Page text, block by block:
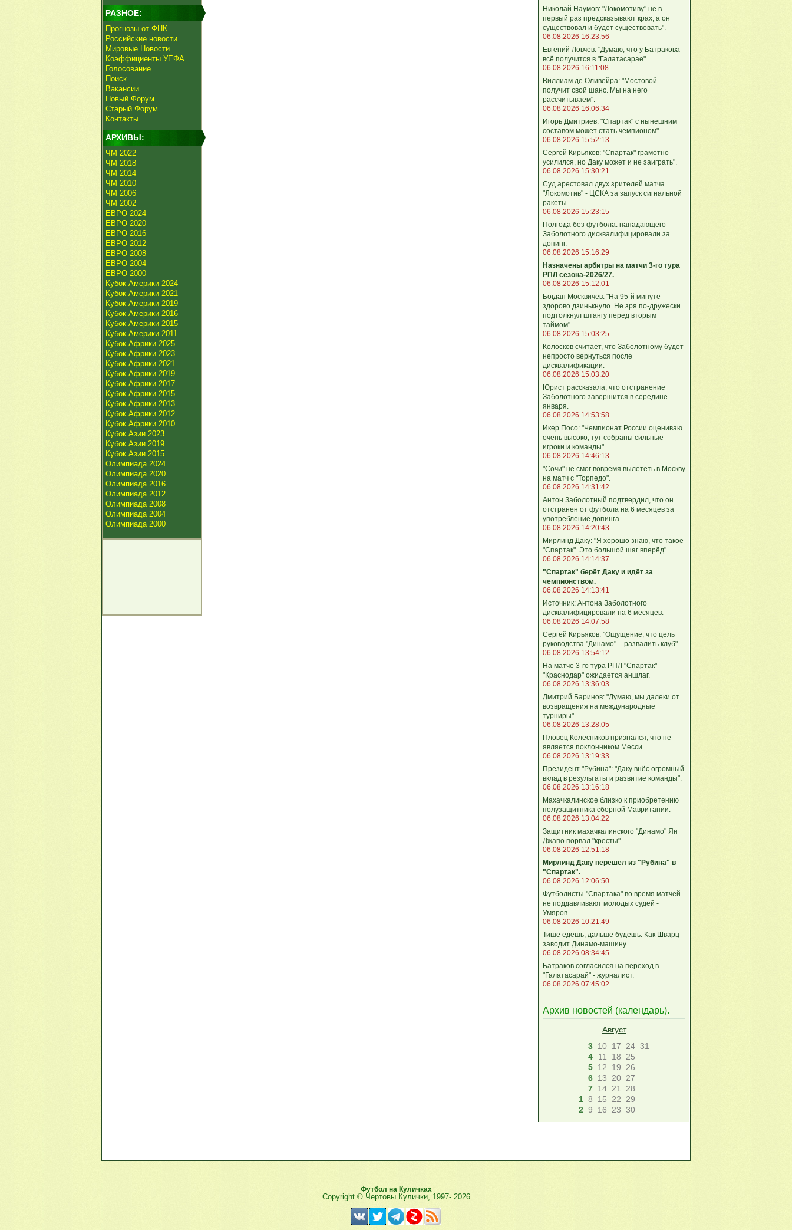
РАЗНОЕ:
Прогнозы от ФНК
Российские новости
Мировые Новости
Коэффициенты УЕФА
Голосование
Поиск
Вакансии
Новый Форум
Старый Форум
Контакты
АРХИВЫ:
ЧМ 2022
ЧМ 2018
ЧМ 2014
ЧМ 2010
ЧМ 2006
ЧМ 2002
ЕВРО 2024
ЕВРО 2020
ЕВРО 2016
ЕВРО 2012
ЕВРО 2008
ЕВРО 2004
ЕВРО 2000
Кубок Америки 2024
Кубок Америки 2021
Кубок Америки 2019
Кубок Америки 2016
Кубок Америки 2015
Кубок Америки 2011
Кубок Африки 2025
Кубок Африки 2023
Кубок Африки 2021
Кубок Африки 2019
Кубок Африки 2017
Кубок Африки 2015
Кубок Африки 2013
Кубок Африки 2012
Кубок Африки 2010
Кубок Азии 2023
Кубок Азии 2019
Кубок Азии 2015
Олимпиада 2024
Олимпиада 2020
Олимпиада 2016
Олимпиада 2012
Олимпиада 2008
Олимпиада 2004
Олимпиада 2000
Николай Наумов: "Локомотиву" не в
первый раз предсказывают крах, а он
существовал и будет существовать".
06.08.2026 16:23:56
Евгений Ловчев: "Думаю, что у Батракова
всё получится в "Галатасарае".
06.08.2026 16:11:08
Виллиам де Оливейра: "Мостовой
получит свой шанс. Мы на него
рассчитываем".
06.08.2026 16:06:34
Игорь Дмитриев: "Спартак" с нынешним
составом может стать чемпионом".
06.08.2026 15:52:13
Сергей Кирьяков: "Спартак" грамотно
усилился, но Даку может и не заиграть".
06.08.2026 15:30:21
Суд арестовал двух зрителей матча
"Локомотив" - ЦСКА за запуск сигнальной
ракеты.
06.08.2026 15:23:15
Полгода без футбола: нападающего
Заболотного дисквалифицировали за
допинг.
06.08.2026 15:16:29
Назначены арбитры на матчи 3-го тура
РПЛ сезона-2026/27.
06.08.2026 15:12:01
Богдан Москвичев: "На 95‑й минуте
здорово дзинькнуло. Не зря по‑дружески
подтолкнул штангу перед вторым
таймом".
06.08.2026 15:03:25
Колосков считает, что Заболотному будет
непросто вернуться после
дисквалификации.
06.08.2026 15:03:20
Юрист рассказала, что отстранение
Заболотного завершится в середине
января.
06.08.2026 14:53:58
Икер Посо: "Чемпионат России оцениваю
очень высоко, тут собраны сильные
игроки и команды".
06.08.2026 14:46:13
"Сочи" не смог вовремя вылететь в Москву
на матч с "Торпедо".
06.08.2026 14:31:42
Антон Заболотный подтвердил, что он
отстранен от футбола на 6 месяцев за
употребление допинга.
06.08.2026 14:20:43
Мирлинд Даку: "Я хорошо знаю, что такое
"Спартак". Это большой шаг вперёд".
06.08.2026 14:14:37
"Спартак" берёт Даку и идёт за
чемпионством.
06.08.2026 14:13:41
Источник: Антона Заболотного
дисквалифицировали на 6 месяцев.
06.08.2026 14:07:58
Сергей Кирьяков: "Ощущение, что цель
руководства "Динамо" – развалить клуб".
06.08.2026 13:54:12
На матче 3-го тура РПЛ "Спартак" –
"Краснодар" ожидается аншлаг.
06.08.2026 13:36:03
Дмитрий Баринов: "Думаю, мы далеки от
возвращения на международные
турниры".
06.08.2026 13:28:05
Пловец Колесников признался, что не
является поклонником Месси.
06.08.2026 13:19:33
Президент "Рубина": "Даку внёс огромный
вклад в результаты и развитие команды".
06.08.2026 13:16:18
Махачкалинское близко к приобретению
полузащитника сборной Мавритании.
06.08.2026 13:04:22
Защитник махачкалинского "Динамо" Ян
Джапо порвал "кресты".
06.08.2026 12:51:18
Мирлинд Даку перешел из "Рубина" в
"Спартак".
06.08.2026 12:06:50
Футболисты "Спартака" во время матчей
не поддавливают молодых судей -
Умяров.
06.08.2026 10:21:49
Тише едешь, дальше будешь. Как Шварц
заводит Динамо-машину.
06.08.2026 08:34:45
Батраков согласился на переход в
"Галатасарай" - журналист.
06.08.2026 07:45:02
Архив новостей (календарь).
Август
3 10 17 24 31
4
11 18
25
5 12 19
26
6 13 20 27
7 14 21
28
1 8 15 22
29
2 9 16 23 30
Футбол на Куличках
Copyright © Чертовы Кулички, 1997- 2026